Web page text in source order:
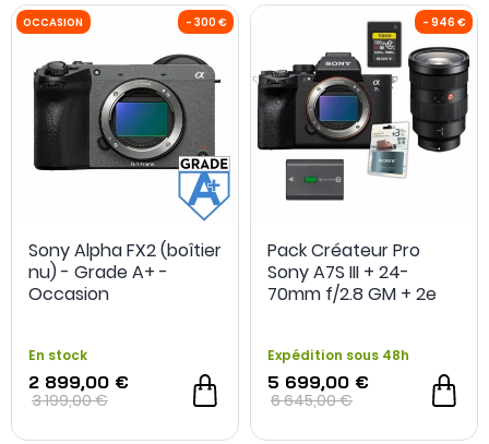
Sony Alpha FX2 (boîtier
nu) - Grade A+ -
Occasion
En stock
2 899,00 €
3 199,00 €
Pack Créateur Pro
Sony A7S III + 24-
70mm f/2.8 GM + 2e
Expédition sous 48h
5 699,00 €
6 645,00 €